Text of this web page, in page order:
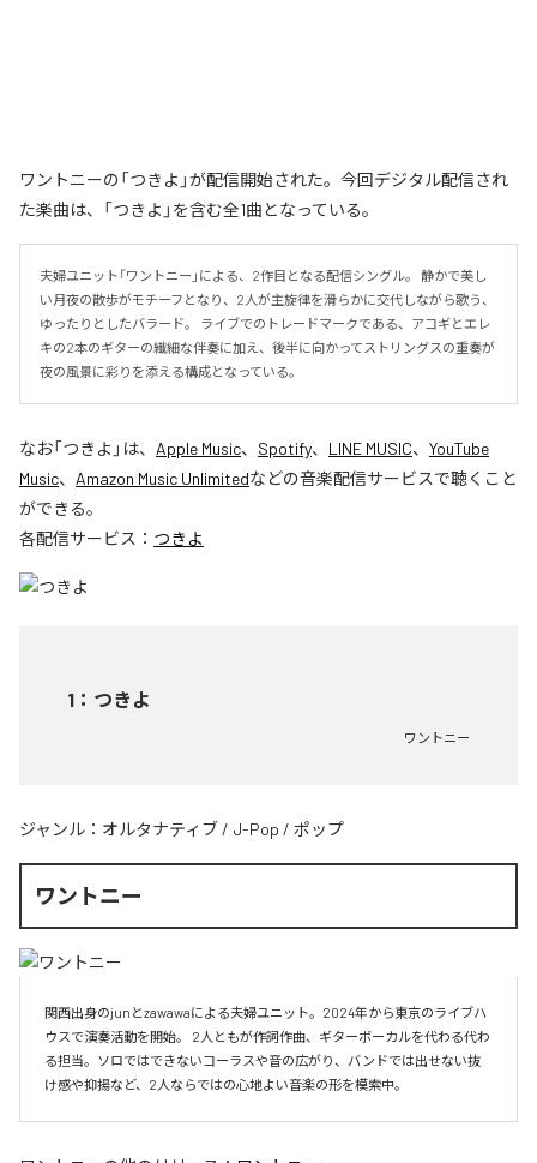
ワントニーの「つきよ」が配信開始された。今回デジタル配信され
た楽曲は、「つきよ」を含む全1曲となっている。
夫婦ユニット「ワントニー」による、2作目となる配信シングル。 静かで美し
い月夜の散歩がモチーフとなり、2人が主旋律を滑らかに交代しながら歌う、
ゆったりとしたバラード。 ライブでのトレードマークである、アコギとエレ
キの2本のギターの繊細な伴奏に加え、後半に向かってストリングスの重奏が
夜の風景に彩りを添える構成となっている。
なお「つきよ 」は、 Apple Music、 Spotify、 LINE MUSIC、 YouTube
Music、 Amazon Music Unlimitedなどの音楽配信サービスで聴くこと
ができる。
各配信サービス： つきよ
1 ： つきよ
ワントニー
ジャンル： オルタナティブ / J-Pop / ポップ
ワントニー
関西出身のjunとzawawaによる夫婦ユニット。2024年から東京のライブハ
ウスで演奏活動を開始。 2人ともが作詞作曲、ギターボーカルを代わる代わ
る担当。ソロではできないコーラスや音の広がり、バンドでは出せない抜
け感や抑揚など、2人ならではの心地よい音楽の形を模索中。